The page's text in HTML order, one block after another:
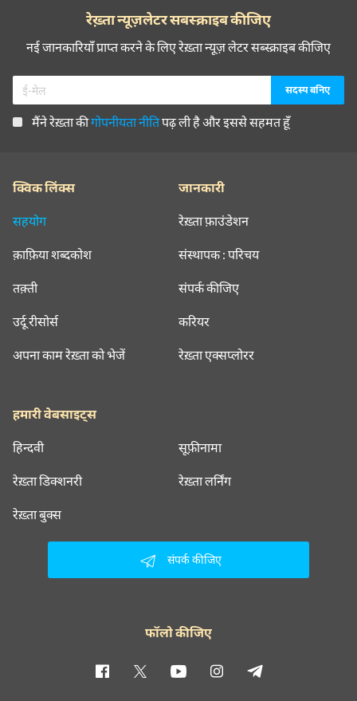
रेख़्ता न्यूज़लेटर सबस्क्राइब कीजिए
नई जानकारियाँ प्राप्त करने के लिए रेख़्ता न्यूज़ लेटर सब्स्क्राइब कीजिए
मैंने रेख़्ता कीगोपनीयता नीतिपढ़ ली है और इससे सहमत हूँ
क्विक लिंक्स
सहयोग
क़ाफ़िया शब्दकोश
तक़्ती
उर्दू रीसोर्स
अपना काम रेख़्ता को भेजें
जानकारी
रेख़्ता फ़ाउंडेशन
संस्थापक : परिचय
संपर्क कीजिए
करियर
रेख़्ता एक्सप्लोरर
हमारी वेबसाइट्स
हिन्दवी सूफ़ीनामा
रेख़्ता डिक्शनरी रेख़्ता लर्निंग
रेख़्ता बुक्स
संपर्क कीजिए
फॉलो कीजिए